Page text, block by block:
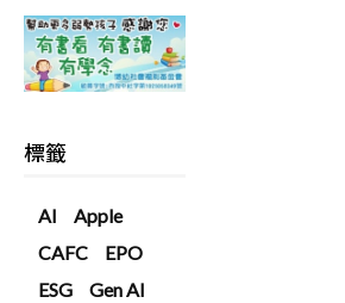
標籤
AI
Apple
CAFC
EPO
ESG
Gen AI